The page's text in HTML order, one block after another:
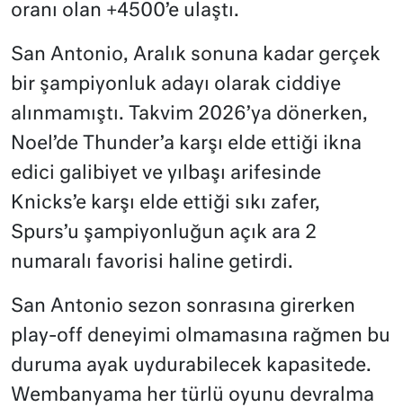
oranı olan +4500’e ulaştı.
San Antonio, Aralık sonuna kadar gerçek
bir şampiyonluk adayı olarak ciddiye
alınmamıştı. Takvim 2026’ya dönerken,
Noel’de Thunder’a karşı elde ettiği ikna
edici galibiyet ve yılbaşı arifesinde
Knicks’e karşı elde ettiği sıkı zafer,
Spurs’u şampiyonluğun açık ara 2
numaralı favorisi haline getirdi.
San Antonio sezon sonrasına girerken
play-off deneyimi olmamasına rağmen bu
duruma ayak uydurabilecek kapasitede.
Wembanyama her türlü oyunu devralma